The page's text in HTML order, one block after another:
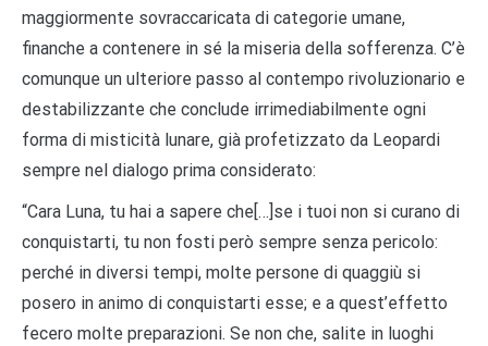
maggiormente sovraccaricata di categorie umane,
finanche a contenere in sé la miseria della sofferenza. C’è
comunque un ulteriore passo al contempo rivoluzionario e
destabilizzante che conclude irrimediabilmente ogni
forma di misticità lunare, già profetizzato da Leopardi
sempre nel dialogo prima considerato:
“Cara Luna, tu hai a sapere che[…]se i tuoi non si curano di
conquistarti, tu non fosti però sempre senza pericolo:
perché in diversi tempi, molte persone di quaggiù si
posero in animo di conquistarti esse; e a quest’effetto
fecero molte preparazioni. Se non che, salite in luoghi